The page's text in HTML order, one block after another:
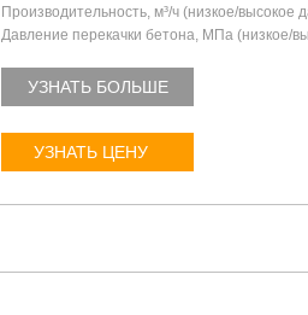
Производительность, м³/ч (низкое/высокое
Давление перекачки бетона, МПа (низкое/
УЗНАТЬ БОЛЬШЕ
УЗНАТЬ ЦЕНУ